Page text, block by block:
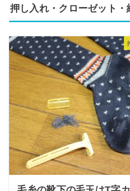
押し入れ・クローゼット・